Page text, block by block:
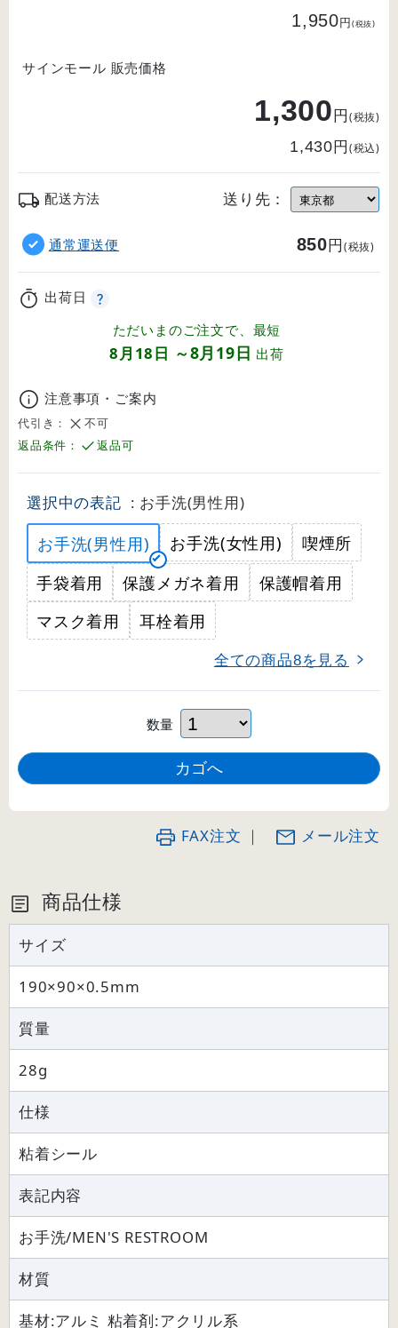
1,950円(税抜)
サインモール 販売価格
1,300円(税抜)
1,430円(税込)
配送方法 送り先：
通常運送便 850円(税抜)
出荷日
ただいまのご注文で、最短
8月18日 ～8月19日 出荷
注意事項・ご案内
代引き：
不可
返品条件：
返品可
選択中の表記 : お手洗(男性用)
お手洗(男性用) お手洗(女性用)
喫煙所
手袋着用
保護メガネ着用
保護帽着用
マスク着用
耳栓着用
全ての商品8を見る
数量
FAX注文 ｜ メール注文
商品仕様
サイズ
190×90×0.5mm
質量
28g
仕様
粘着シール
表記内容
お手洗/MEN'S RESTROOM
材質
基材:アルミ 粘着剤:アクリル系